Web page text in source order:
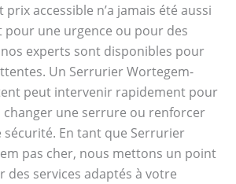
accessible n’a jamais été aussi
pour une urgence ou pour des
experts sont disponibles pour
Un Serrurier Wortegem-
peut intervenir rapidement pour
une serrure ou renforcer
sécurité. En tant que Serrurier
pas cher, nous mettons un point
des services adaptés à votre